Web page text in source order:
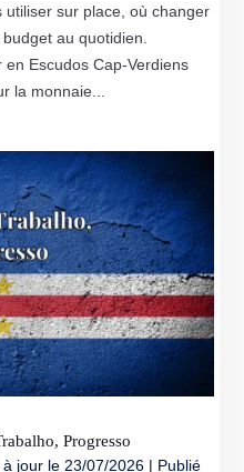
sur place, où changer
au quotidien.
Escudos Cap-Verdiens
la monnaie...
Progresso
à jour le 23/07/2026 | Publié